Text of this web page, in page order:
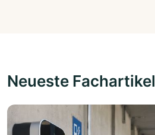
Neueste Fachartikel